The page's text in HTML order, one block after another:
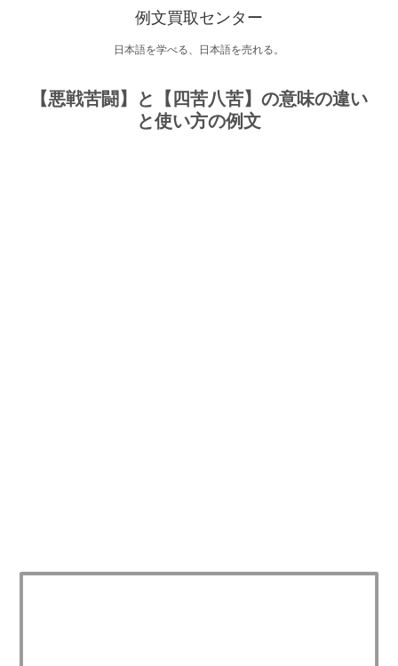
例文買取センター
日本語を学べる、日本語を売れる。
【悪戦苦闘】と【四苦八苦】の意味の違い
と使い方の例文